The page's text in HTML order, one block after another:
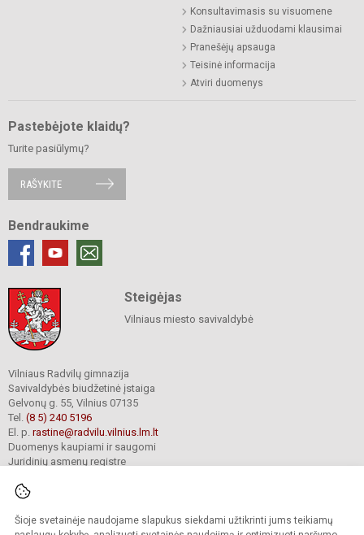
Šioje svetainėje naudojame slapukus siekdami užtikrinti jums teikiamų
Konsultavimasis su visuomene
Dažniausiai užduodami klausimai
Pranešėjų apsauga
Teisinė informacija
Atviri duomenys
Pastebėjote klaidų?
Turite pasiūlymų?
RAŠYKITE
Bendraukime
Steigėjas
Vilniaus miesto savivaldybė
Vilniaus Radvilų gimnazija
Savivaldybės biudžetinė įstaiga
Gelvonų g. 55, Vilnius 07135
Tel. (8 5) 240 5196
El. p. rastine@radvilu.vilnius.lm.lt
Duomenys kaupiami ir saugomi
Juridinių asmenų registre